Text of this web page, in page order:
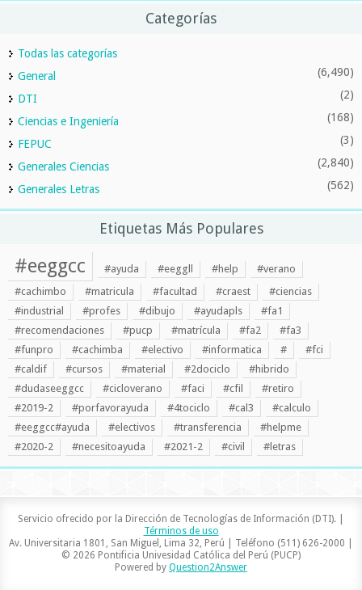
Categorías
Todas las categorías
General
(6,490)
DTI (2)
Ciencias e Ingeniería (168)
FEPUC (3)
Generales Ciencias (2,840)
Generales Letras (562)
Etiquetas Más Populares
#eeggcc #ayuda #eeggll #help
#verano
#cachimbo
#matricula #facultad #craest
#ciencias
#industrial
#profes #dibujo #ayudapls
#fa1
#recomendaciones
#pucp #matrícula #fa2
#fa3
#funpro
#cachimba #electivo #informatica #
#fci
#caldif
#cursos #material #2dociclo
#hibrido
#dudaseeggcc
#cicloverano #faci #cfil
#retiro
#2019-2
#porfavorayuda #4tociclo #cal3
#calculo
#eeggcc#ayuda
#electivos #transferencia
#helpme
#2020-2
#necesitoayuda #2021-2 #civil #letras
Servicio ofrecido por la Dirección de Tecnologías de Información (DTI). |
Términos de uso
Av. Universitaria 1801, San Miguel, Lima 32, Perú | Teléfono (511) 626-2000 |
© 2026 Pontificia Univesidad Católica del Perú (PUCP)
Powered by Question2Answer